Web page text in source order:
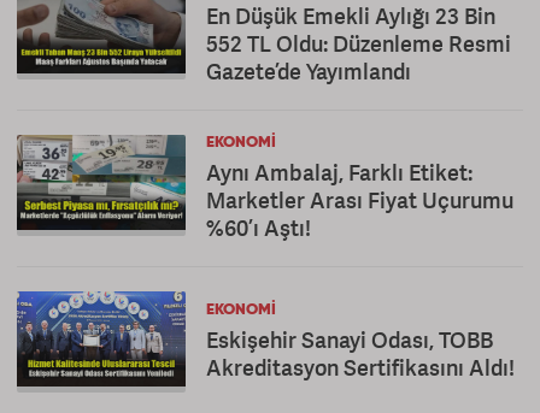
En Düşük Emekli Aylığı 23 Bin
552 TL Oldu: Düzenleme Resmi
Gazete’de Yayımlandı
EKONOMI
Aynı Ambalaj, Farklı Etiket:
Marketler Arası Fiyat Uçurumu
%60’ı Aştı!
EKONOMI
Eskişehir Sanayi Odası, TOBB
Akreditasyon Sertifikasını Aldı!